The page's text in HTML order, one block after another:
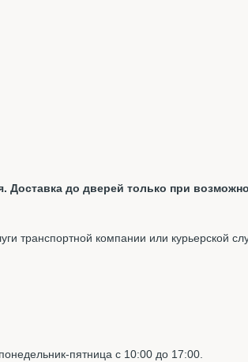
Доставка до дверей только при
транспортной компании или курьерской
пятница с 10:00 до 17:00.